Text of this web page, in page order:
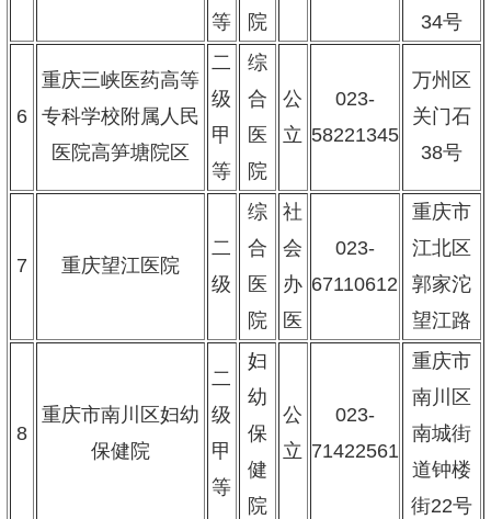
等
院
34号
6
重庆三峡医药高等
专科学校附属人民
医院高笋塘院区
二
级
甲
等
综
合
医
院
公
立
023-
58221345
万州区
关门石
38号
7 重庆望江医院
二
级
综
合
医
院
社
会
办
医
023-
67110612
重庆市
江北区
郭家沱
望江路
8
重庆市南川区妇幼
保健院
二
级
甲
等
妇
幼
保
健
院
公
立
023-
71422561
重庆市
南川区
南城街
道钟楼
街22号